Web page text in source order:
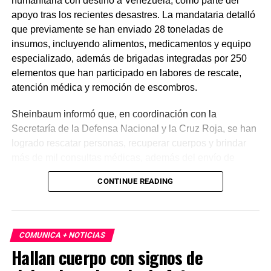
apoyo tras los recientes desastres. La mandataria detalló
que previamente se han enviado 28 toneladas de
insumos, incluyendo alimentos, medicamentos y equipo
especializado, además de brigadas integradas por 250
elementos que han participado en labores de rescate,
atención médica y remoción de escombros.
Sheinbaum informó que, en coordinación con la
Secretaría de la Defensa Nacional y la Cruz Roja, se han
plantas de energía y materiales de apoyo. Subrayó que
estas acciones responden a solicitudes del gobierno
En otro tema, el secretario de Economía, Marcelo Ebrard,
aseguró que el Tratado entre México, Estados Unidos y
CONTINUE READING
COMUNICA + NOTICIAS
Hallan cuerpo con signos de